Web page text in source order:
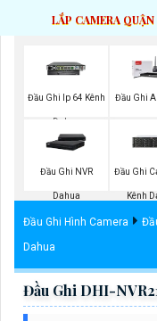
LẮP CAMERA QUẬN
Đầu Ghi Ip 64 Kênh
Dahua
Đầu Ghi
Đầu Ghi NVR
Dahua
Đầu Ghi
Kênh
Đầu Ghi Hình Camera
Dahua
Đầu Ghi DHI-